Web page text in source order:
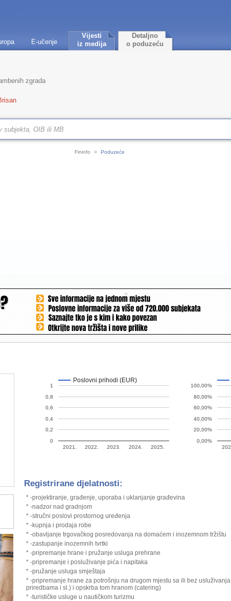
E-učenje
Vijesti
iz medija
Detaljno
o poduzeću
zgrada
Fininfo > Poduzeće
Poslovni prihodi (EUR)
2021. 2022. 2023. 2024. 2025.
0
0,2
0,4
0,6
0,8
1
0,00%
20,00%
40,00%
60,00%
80,00%
100,00%
Registrirane djelatnosti:
* -projektiranje, građenje, uporaba i uklanjanje građevina
* -nadzor nad gradnjom
* -stručni poslovi prostornog uređenja
* -kupnja i prodaja robe
* -obavljanje trgovačkog posredovanja na domaćem i inozemnom tržištu
* -zastupanje inozemnih tvrtki
* -pripremanje hrane i pružanje usluga prehrane
* -pripremanje i posluživanje pića i napitaka
* -pružanje usluga smještaja
* -pripremanje hrane za potrošnju na drugom mjestu sa ili bez
priredbama i sl.) i opskrba tom hranom (catering)
* -turističke usluge u nautičkom turizmu